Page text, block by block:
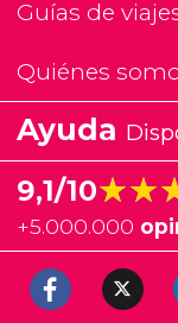
Guías de
Quiénes
Ayuda
9,1/10
+5.000.000